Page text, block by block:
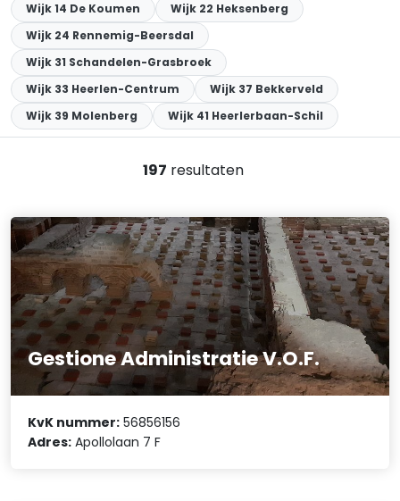
Wijk 14 De Koumen
Wijk 22 Heksenberg
Wijk 24 Rennemig-Beersdal
Wijk 31 Schandelen-Grasbroek
Wijk 33 Heerlen-Centrum
Wijk 37 Bekkerveld
Wijk 39 Molenberg
Wijk 41 Heerlerbaan-Schil
197 resultaten
Gestione Administratie V.O.F.
KvK nummer: 56856156
Adres: Apollolaan 7 F